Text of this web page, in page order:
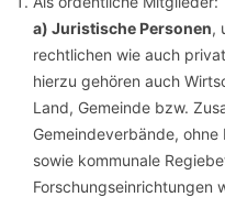
a) Juristische Personen,
rechtlichen wie auch
hierzu gehören auch
Land, Gemeinde bzw.
Gemeindeverbände,
sowie kommunale
Forschungseinrichtungen